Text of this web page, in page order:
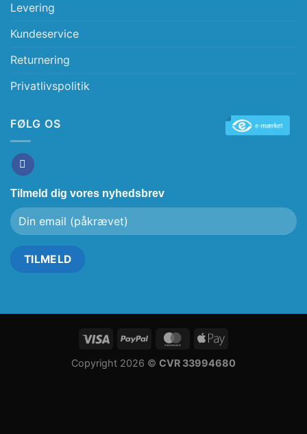
Levering
Kundeservice
Returnering
Privatlivspolitik
FØLG OS
Tilmeld dig vores nyhedsbrev
Copyright 2026 © CVR 33994680